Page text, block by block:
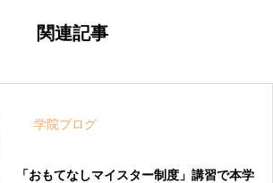
関連記事
学院ブログ
「おもてなしマイスター制度」講習で本学